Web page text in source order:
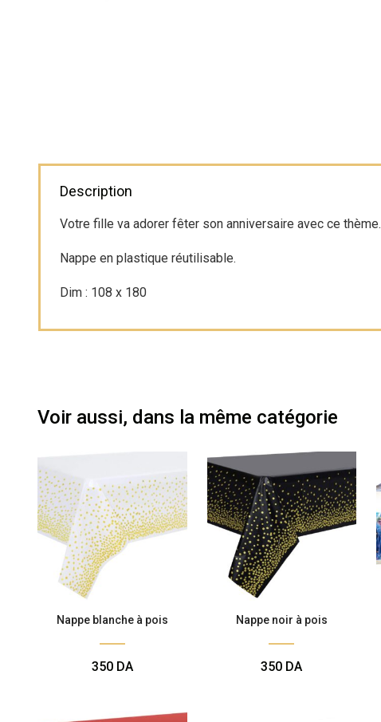
Accessoires
Description
Votre fille va adorer fêter son anniversaire avec ce thème.
Nappe en plastique réutilisable.
Dim : 108 x 180
Voir aussi, dans la même catégorie
Nappe blanche à pois
350 DA
Nappe noir à pois
350 DA